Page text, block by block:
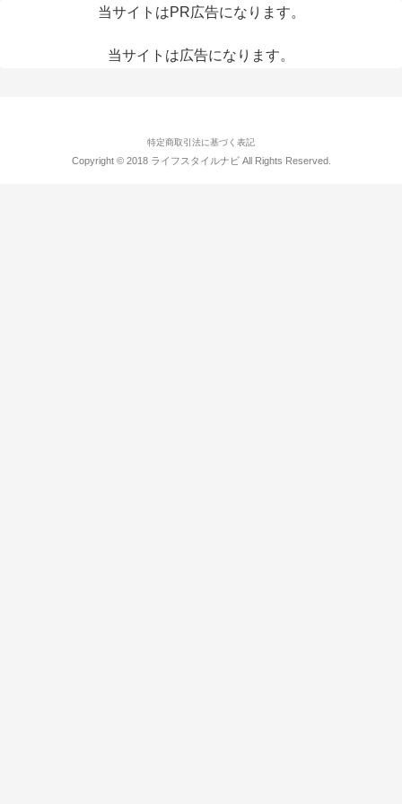
当サイトはPR広告になります。
当サイトは広告になります。
特定商取引法に基づく表記
Copyright © 2018 ライフスタイルナビ All Rights Reserved.